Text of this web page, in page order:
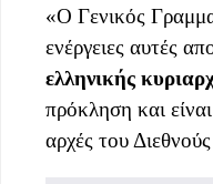
«Ο Γενικός
ενέργειες αυτές
ελληνικής
πρόκληση και
αρχές του